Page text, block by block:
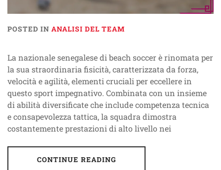
POSTED IN ANALISI DEL TEAM
La nazionale senegalese di beach soccer è rinomata per
la sua straordinaria fisicità, caratterizzata da forza,
velocità e agilità, elementi cruciali per eccellere in
questo sport impegnativo. Combinata con un insieme
di abilità diversificate che include competenza tecnica
e consapevolezza tattica, la squadra dimostra
costantemente prestazioni di alto livello nei
CONTINUE READING